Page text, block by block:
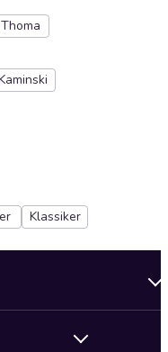
Klassiker